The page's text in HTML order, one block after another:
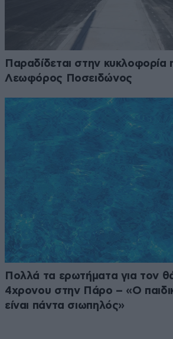
Παραδίδεται στην κυκλοφορία
Λεωφόρος Ποσειδώνος
Πολλά τα ερωτήματα για τον
4χρονου στην Πάρο – «Ο
είναι πάντα σιωπηλός»